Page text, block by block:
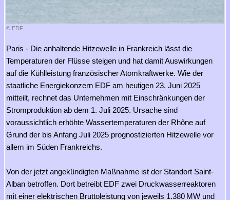
© EDF
Paris - Die anhaltende Hitzewelle in Frankreich lässt die
Temperaturen der Flüsse steigen und hat damit Auswirkungen
auf die Kühlleistung französischer Atomkraftwerke. Wie der
staatliche Energiekonzern EDF am heutigen 23. Juni 2025
mitteilt, rechnet das Unternehmen mit Einschränkungen der
Stromproduktion ab dem 1. Juli 2025. Ursache sind
voraussichtlich erhöhte Wassertemperaturen der Rhône auf
Grund der bis Anfang Juli 2025 prognostizierten Hitzewelle vor
allem im Süden Frankreichs.
Von der jetzt angekündigten Maßnahme ist der Standort Saint-
Alban betroffen. Dort betreibt EDF zwei Druckwasserreaktoren
mit einer elektrischen Bruttoleistung von jeweils 1.380 MW und